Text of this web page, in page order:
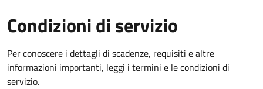
Condizioni di servizio
Per conoscere i dettagli di scadenze, requisiti e altre
informazioni importanti, leggi i termini e le condizioni di
servizio.